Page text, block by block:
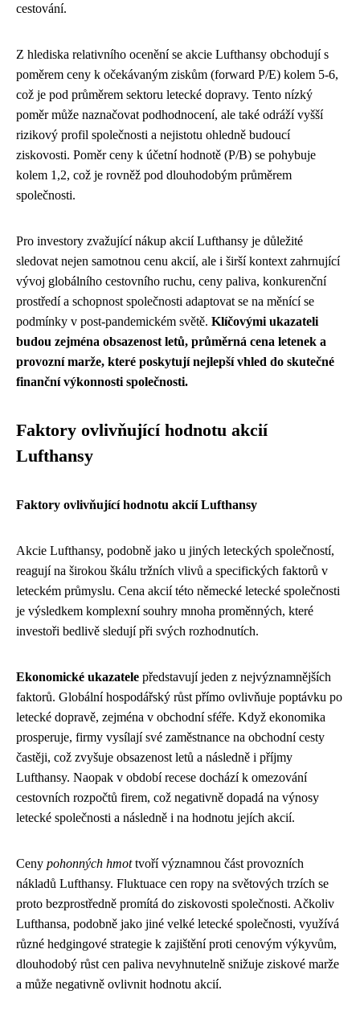
cestování.
Z hlediska relativního ocenění se akcie Lufthansy obchodují s
poměrem ceny k očekávaným ziskům (forward P/E) kolem 5-6,
což je pod průměrem sektoru letecké dopravy. Tento nízký
poměr může naznačovat podhodnocení, ale také odráží vyšší
rizikový profil společnosti a nejistotu ohledně budoucí
ziskovosti. Poměr ceny k účetní hodnotě (P/B) se pohybuje
kolem 1,2, což je rovněž pod dlouhodobým průměrem
společnosti.
Pro investory zvažující nákup akcií Lufthansy je důležité
sledovat nejen samotnou cenu akcií, ale i širší kontext zahrnující
vývoj globálního cestovního ruchu, ceny paliva, konkurenční
prostředí a schopnost společnosti adaptovat se na měnící se
podmínky v post-pandemickém světě. Klíčovými ukazateli
budou zejména obsazenost letů, průměrná cena letenek a
provozní marže, které poskytují nejlepší vhled do skutečné
finanční výkonnosti společnosti.
Faktory ovlivňující hodnotu akcií
Lufthansy
Faktory ovlivňující hodnotu akcií Lufthansy
Akcie Lufthansy, podobně jako u jiných leteckých společností,
reagují na širokou škálu tržních vlivů a specifických faktorů v
leteckém průmyslu. Cena akcií této německé letecké společnosti
je výsledkem komplexní souhry mnoha proměnných, které
investoři bedlivě sledují při svých rozhodnutích.
Ekonomické ukazatele představují jeden z nejvýznamnějších
faktorů. Globální hospodářský růst přímo ovlivňuje poptávku po
letecké dopravě, zejména v obchodní sféře. Když ekonomika
prosperuje, firmy vysílají své zaměstnance na obchodní cesty
častěji, což zvyšuje obsazenost letů a následně i příjmy
Lufthansy. Naopak v období recese dochází k omezování
cestovních rozpočtů firem, což negativně dopadá na výnosy
letecké společnosti a následně i na hodnotu jejích akcií.
Ceny pohonných hmottvoří významnou část provozních
nákladů Lufthansy. Fluktuace cen ropy na světových trzích se
proto bezprostředně promítá do ziskovosti společnosti. Ačkoliv
Lufthansa, podobně jako jiné velké letecké společnosti, využívá
různé hedgingové strategie k zajištění proti cenovým výkyvům,
dlouhodobý růst cen paliva nevyhnutelně snižuje ziskové marže
a může negativně ovlivnit hodnotu akcií.